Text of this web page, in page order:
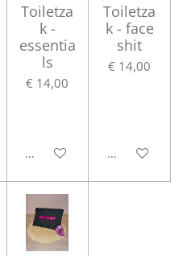
Toiletza
k -
essentia
ls
€ 14,00
In winkelwagen
Toiletza
k - face
shit
€ 14,00
In